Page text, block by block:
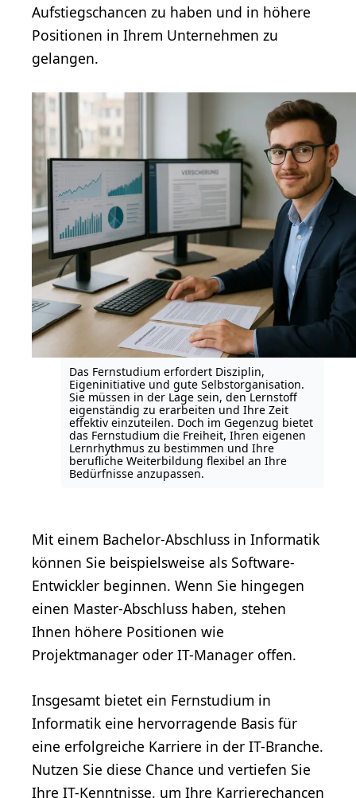
Aufstiegschancen zu haben und in höhere
Positionen in Ihrem Unternehmen zu
gelangen.
Das Fernstudium erfordert Disziplin,
Eigeninitiative und gute Selbstorganisation.
Sie müssen in der Lage sein, den Lernstoff
eigenständig zu erarbeiten und Ihre Zeit
effektiv einzuteilen. Doch im Gegenzug bietet
das Fernstudium die Freiheit, Ihren eigenen
Lernrhythmus zu bestimmen und Ihre
berufliche Weiterbildung flexibel an Ihre
Bedürfnisse anzupassen.
Mit einem Bachelor-Abschluss in Informatik
können Sie beispielsweise als Software-
Entwickler beginnen. Wenn Sie hingegen
einen Master-Abschluss haben, stehen
Ihnen höhere Positionen wie
Projektmanager oder IT-Manager offen.
Insgesamt bietet ein Fernstudium in
Informatik eine hervorragende Basis für
eine erfolgreiche Karriere in der IT-Branche.
Nutzen Sie diese Chance und vertiefen Sie
Ihre IT-Kenntnisse, um Ihre Karrierechancen